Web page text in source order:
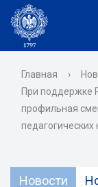
Главная ›
При поддержке
профильная
педагогических
Новости